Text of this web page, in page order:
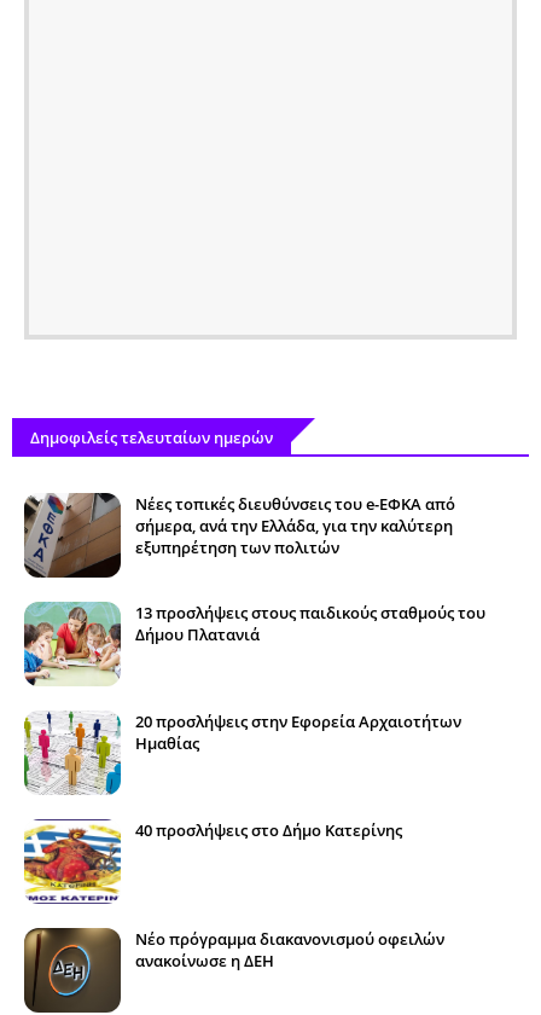
Δημοφιλείς τελευταίων ημερών
Νέες τοπικές διευθύνσεις του e-ΕΦΚΑ από
σήμερα, ανά την Ελλάδα, για την καλύτερη
εξυπηρέτηση των πολιτών
13 προσλήψεις στους παιδικούς σταθμούς του
Δήμου Πλατανιά
20 προσλήψεις στην Εφορεία Αρχαιοτήτων
Ημαθίας
40 προσλήψεις στο Δήμο Κατερίνης
Νέο πρόγραμμα διακανονισμού οφειλών
ανακοίνωσε η ΔΕΗ